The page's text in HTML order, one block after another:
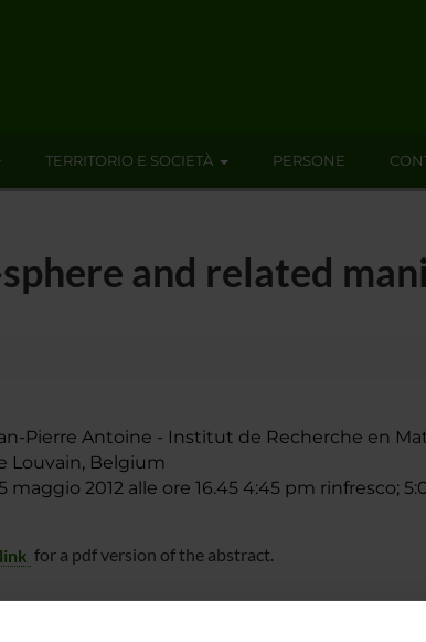
TERRITORIO E SOCIETÀ PERSONE
and related
Pierre Antoine - Institut de Recherche en
Louvain, Belgium
2012 alle ore 16.45 4:45 pm rinfresco;
link for a pdf version of the abstract.